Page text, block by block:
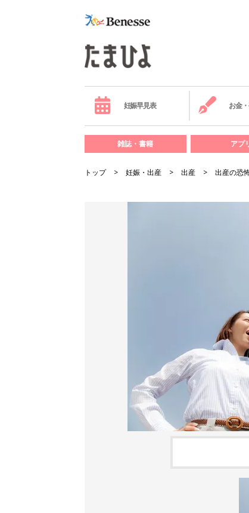
妊娠早見表 お金
雑誌・書籍 アプ
トップ 妊娠・出産 出産 出産の恐